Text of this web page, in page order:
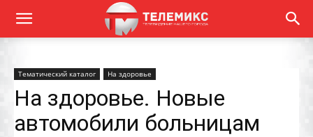
Тематический каталог На здоровье
На здоровье. Новые
автомобили больницам